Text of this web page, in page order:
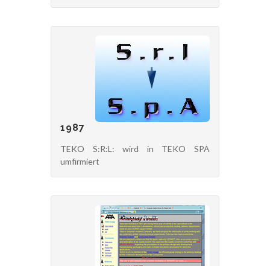
1987
TEKO S:R:L: wird in TEKO SPA
umfirmiert